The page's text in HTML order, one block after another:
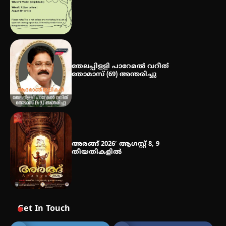
തേലപ്പിളളി പാറേമൽ വറീത്
തോമാസ് (69) അന്തരിച്ചു
അരങ്ങ് 2026′ ആഗസ്റ്റ് 8, 9
തീയതികളിൽ
Get In Touch